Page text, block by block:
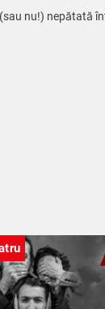
nu!) nepătată